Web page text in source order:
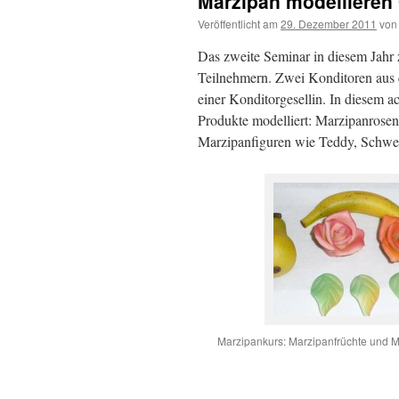
Veröffentlicht am 29. Dezember 2011 von
Das zweite Seminar in diesem
Teilnehmern. Zwei Konditoren
einer Konditorgesellin. In diesem
Produkte modelliert:
Marzipanfiguren wie Teddy,
Marzipankurs: Marzipanfrüchte und